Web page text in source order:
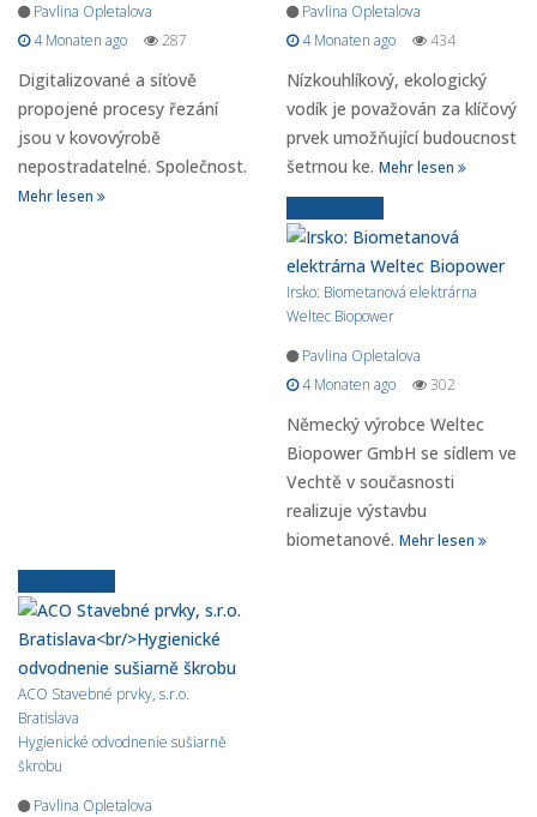
Pavlina Opletalova
4 Monaten ago
287
Digitalizované a síťově
propojené procesy řezání
jsou v kovovýrobě
nepostradatelné. Společnost.
Mehr lesen
Pavlina Opletalova
4 Monaten ago
434
Nízkouhlíkový, ekologický
vodík je považován za klíčový
prvek umožňující budoucnost
šetrnou ke. Mehr lesen
Irsko: Biometanová elektrárna
Weltec Biopower
Pavlina Opletalova
4 Monaten ago
302
Německý výrobce Weltec
Biopower GmbH se sídlem ve
Vechtě v současnosti
realizuje výstavbu
biometanové. Mehr lesen
ACO Stavebné prvky, s.r.o.
Bratislava
Hygienické odvodnenie sušiarně
škrobu
Pavlina Opletalova